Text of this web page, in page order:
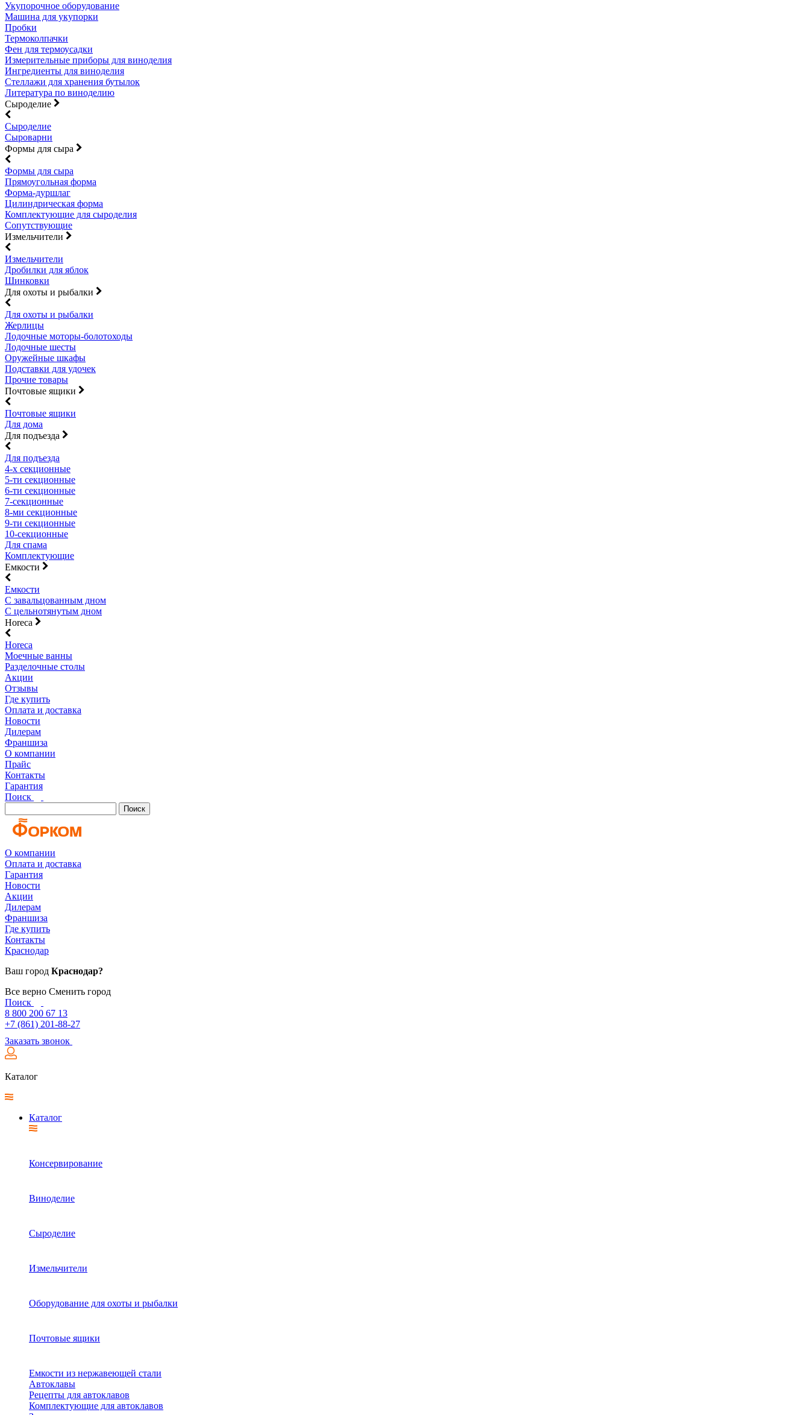
Укупорочное оборудование
Машина для укупорки
Пробки
Термоколпачки
Фен для термоусадки
Измерительные приборы для виноделия
Ингредиенты для виноделия
Стеллажи для хранения бутылок
Литература по виноделию
Сыроделие
Сыроделие
Сыроварни
Формы для сыра
Формы для сыра
Прямоугольная форма
Форма-дуршлаг
Цилиндрическая форма
Комплектующие для сыроделия
Сопутствующие
Измельчители
Измельчители
Дробилки для яблок
Шинковки
Для охоты и рыбалки
Для охоты и рыбалки
Жерлицы
Лодочные моторы-болотоходы
Лодочные шесты
Оружейные шкафы
Подставки для удочек
Прочие товары
Почтовые ящики
Почтовые ящики
Для дома
Для подъезда
Для подъезда
4-х секционные
5-ти секционные
6-ти секционные
7-секционные
8-ми секционные
9-ти секционные
10-секционные
Для спама
Комплектующие
Емкости
Емкости
С завальцованным дном
С цельнотянутым дном
Horeca
Horeca
Моечные ванны
Разделочные столы
Акции
Отзывы
Где купить
Оплата и доставка
Новости
Дилерам
Франшиза
О компании
Прайс
Контакты
Гарантия
Поиск
Поиск
О компании
Оплата и доставка
Гарантия
Новости
Акции
Дилерам
Франшиза
Где купить
Контакты
Краснодар
Ваш город Краснодар?
Все верно Сменить город
Поиск
8 800 200 67 13
+7 (861) 201-88-27
Заказать звонок
Каталог
Каталог
Консервирование
Виноделие
Сыроделие
Измельчители
Оборудование для охоты и рыбалки
Почтовые ящики
Емкости из нержавеющей стали
Автоклавы
Рецепты для автоклавов
Комплектующие для автоклавов